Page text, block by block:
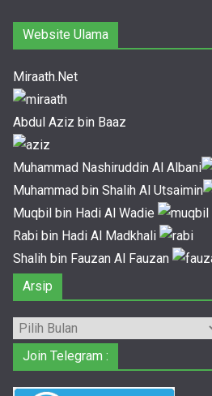
Website Ulama
Miraath.Net
Abdul Aziz bin Baaz
Muhammad Nashiruddin Al Albani
Muhammad bin Shalih Al Utsaimin
Muqbil bin Hadi Al Wadie
Rabi bin Hadi Al Madkhali
Shalih bin Fauzan Al Fauzan
Arsip
Arsip
Join Telegram :